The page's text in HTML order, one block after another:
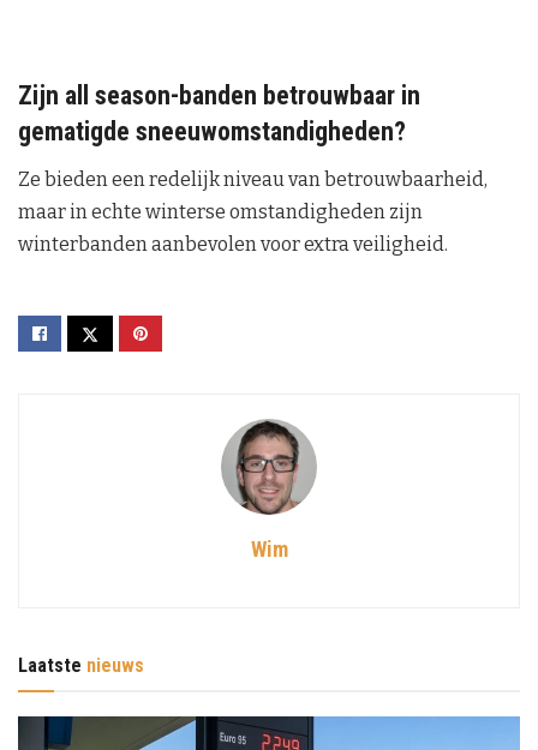
Zijn all season-banden betrouwbaar in
gematigde sneeuwomstandigheden?
Ze bieden een redelijk niveau van betrouwbaarheid,
maar in echte winterse omstandigheden zijn
winterbanden aanbevolen voor extra veiligheid.
Wim
Laatste nieuws